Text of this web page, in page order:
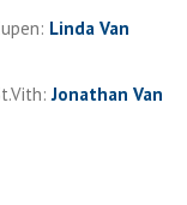
Linda Van
Jonathan Van